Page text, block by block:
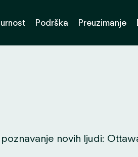
Podrška Preuzimanje
novih ljudi: